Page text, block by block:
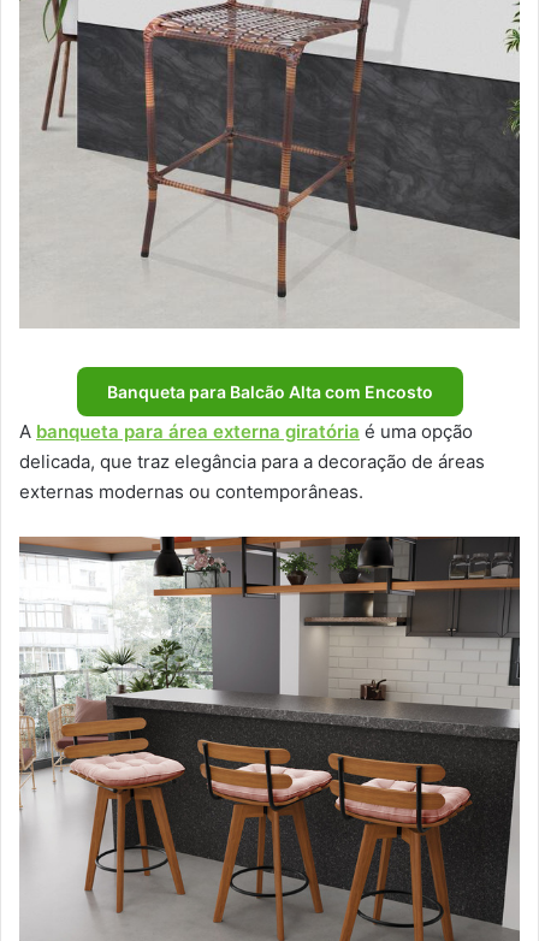
Banqueta para Balcão Alta com Encosto
A banqueta para área externa giratória é uma opção
delicada, que traz elegância para a decoração de áreas
externas modernas ou contemporâneas.